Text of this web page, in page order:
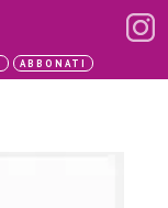
ABBONATI